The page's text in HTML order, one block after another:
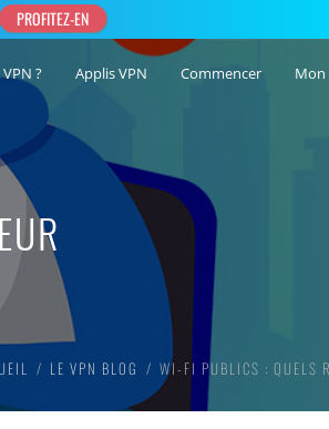
? Applis VPN Commencer
LE VPN BLOG WI-FI PUBLICS : QUELS